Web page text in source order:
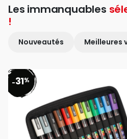
Les immanquables
!
Nouveautés Meilleures
-31%